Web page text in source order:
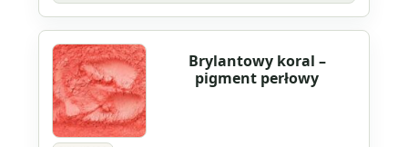
Brylantowy koral –
pigment perłowy